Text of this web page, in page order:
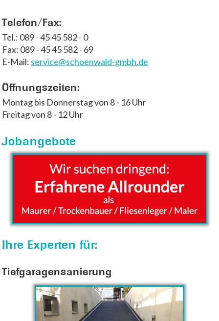
Telefon/Fax:
Tel.: 089 - 45 45 582 - 0
Fax: 089 - 45 45 582 - 69
E-Mail: ed.hbmg-dlawneohcs@ecivres
Öffnungszeiten:
Montag bis Donnerstag von 8 - 16 Uhr
Freitag von 8 - 12 Uhr
Jobangebote
Ihre Experten für:
Tiefgaragensanierung